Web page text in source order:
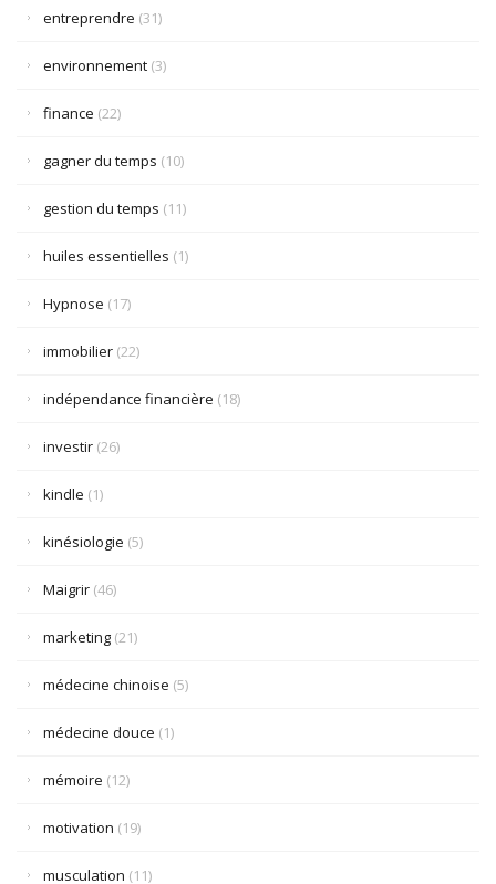
entreprendre (31)
environnement (3)
finance (22)
gagner du temps (10)
gestion du temps (11)
huiles essentielles (1)
Hypnose (17)
immobilier (22)
indépendance financière (18)
investir (26)
kindle (1)
kinésiologie (5)
Maigrir (46)
marketing (21)
médecine chinoise (5)
médecine douce (1)
mémoire (12)
motivation (19)
musculation (11)